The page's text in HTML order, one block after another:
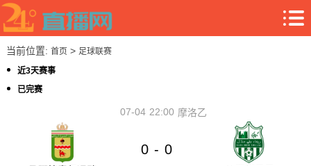
当前位置: 首页> 足球联赛
近3天赛事
已完赛
22:00
07-04 摩洛乙
0 - 0